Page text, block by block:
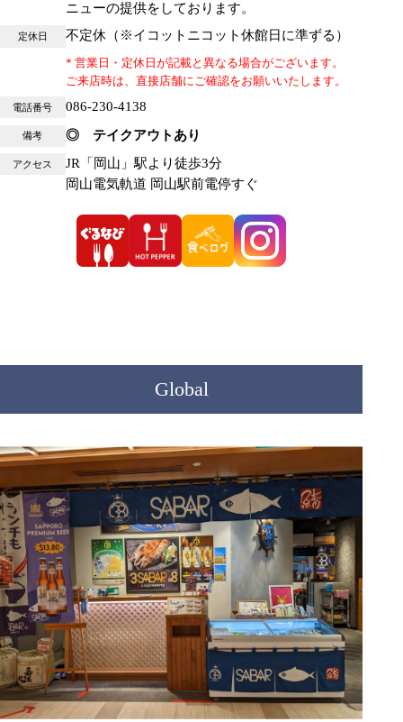
ニューの提供をしております。
定休日 不定休（※イコットニコット休館日に準ずる）
* 営業日・定休日が記載と異なる場合がございます。
ご来店時は、直接店舗にご確認をお願いいたします。
電話番号 086-230-4138
備考 ◎ テイクアウトあり
アクセス
JR「岡山」駅より徒歩3分
岡山電気軌道 岡山駅前電停すぐ
Global